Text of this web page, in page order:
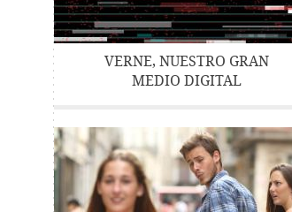
VERNE, NUESTRO GRAN
MEDIO DIGITAL